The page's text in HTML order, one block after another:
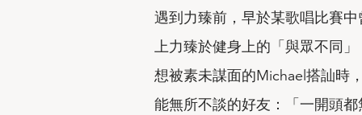
遇到力臻前，早於某歌唱比賽
上力臻於健身上的「與眾不同
想被素未謀面的Michael搭訕時
能無所不談的好友：「一開頭